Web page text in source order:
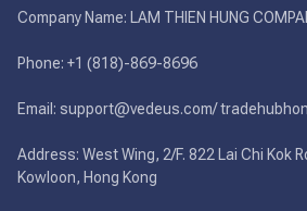
Company Name: LAM THIEN HUNG
Phone: +1 (818)-869-8696
Email: support@vedeus.com/
Address: West Wing, 2/F. 822 Lai Chi Kok
Kowloon, Hong Kong